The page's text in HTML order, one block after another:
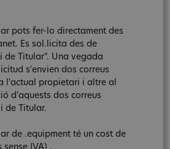
pots fer-lo directament des
Es sol.licita des de
de Titular". Una vegada
s'envien dos correus
l'actual propietari i altre al
d'aquests dos correus
de Titular.
de .equipment té un cost de